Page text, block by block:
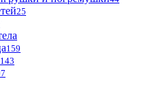
25
159
143